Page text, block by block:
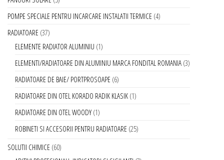
POMPE SPECIALE PENTRU INCARCARE INSTALATII TERMICE 4
RADIATOARE 37
ELEMENTE RADIATOR ALUMINIU 1
ELEMENTI/RADIATOARE DIN ALUMINIU MARCA FONDITAL ROMANIA 3
RADIATOARE DE BAIE/ PORTPROSOAPE 6
RADIATOARE DIN OTEL KORADO RADIK KLASIK 1
RADIATOARE DIN OTEL WOODY 1
ROBINETI SI ACCESORII PENTRU RADIATOARE 25
SOLUTII CHIMICE 60